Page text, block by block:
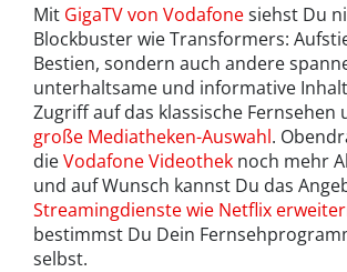
Mit GigaTV von Vodafonesiehst Du
Blockbuster wie Transformers:
Bestien, sondern auch andere
unterhaltsame und informative
Zugriff auf das klassische Fernsehen
große Mediatheken-Auswahl.
dieVodafone Videothek noch mehr
und auf Wunsch kannst Du das
Streamingdienste wie Netflix
bestimmst Du Dein
selbst.